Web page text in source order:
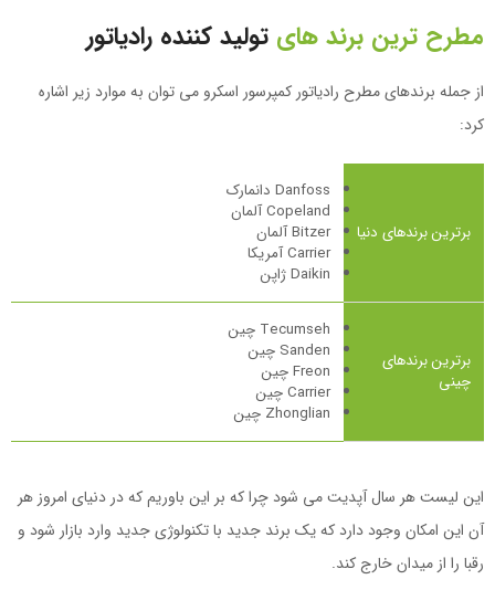
مطرح ترین برند های تولید کننده رادیاتور
از جمله برندهای مطرح رادیاتور کمپرسور اسکرو می توان به موارد زیر اشاره
کرد:
برترین برندهای دنیا
Danfoss دانمارک
Copeland آلمان
Bitzer آلمان
Carrier آمریکا
Daikin ژاپن
برترین برندهای
چینی
Tecumseh چین
Sanden چین
Freon چین
Carrier چین
Zhonglian چین
این لیست هر سال آپدیت می شود چرا که بر این باوریم که در دنیای امروز هر
آن این امکان وجود دارد که یک برند جدید با تکنولوژی جدید وارد بازار شود و
رقبا را از میدان خارج کند.